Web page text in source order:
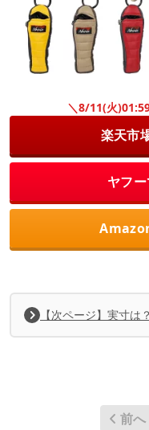
＼8/11(火
楽天市
ヤフ
【次ページ】実寸は
前へ